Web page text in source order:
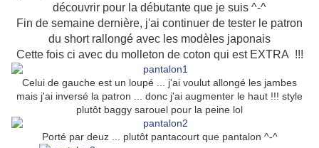
découvrir pour la débutante que je suis ^-^
Fin de semaine dernière, j'ai continuer de tester le patron
du short rallongé avec les modèles japonais
Cette fois ci avec du molleton de coton qui est EXTRA !!!
Celui de gauche est un loupé ... j'ai voulut allongé les jambes
mais j'ai inversé la patron ... donc j'ai augmenter le haut !!! style
plutôt baggy sarouel pour la peine lol
Porté par deuz ... plutôt pantacourt que pantalon ^-^